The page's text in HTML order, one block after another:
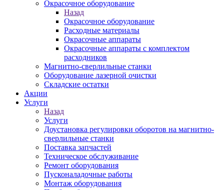
Окрасочное оборудование
Назад
Окрасочное оборудование
Расходные материалы
Окрасочные аппараты
Окрасочные аппараты с комплектом
расходников
Магнитно-сверлильные станки
Оборудование лазерной очистки
Складские остатки
Акции
Услуги
Назад
Услуги
Доустановка регулировки оборотов на магнитно-
сверлильные станки
Поставка запчастей
Техническое обслуживание
Ремонт оборудования
Пусконаладочные работы
Монтаж оборудования